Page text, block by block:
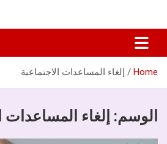
Home إلغاء المساعدات الاجتماعية
الوسم: إلغاء المساعدات